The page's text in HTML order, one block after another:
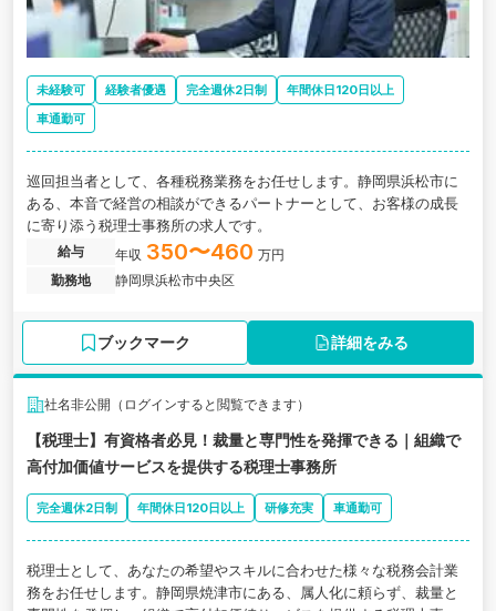
未経験可 経験者優遇 完全週休2日制
年間休日120日以上
車通勤可
巡回担当者として、各種税務業務をお任せします。静岡県浜松市に
ある、本音で経営の相談ができるパートナーとして、お客様の成長
に寄り添う税理士事務所の求人です。
給与 年収 350〜460 万円
勤務地
静岡県浜松市中央区
ブックマーク 詳細をみる
社名非公開（ログインすると閲覧できます）
【税理士】有資格者必見！裁量と専門性を発揮できる｜組織で
高付加価値サービスを提供する税理士事務所
完全週休2日制 年間休日120日以上 研修充実 車通勤可
税理士として、あなたの希望やスキルに合わせた様々な税務会計業
務をお任せします。静岡県焼津市にある、属人化に頼らず、裁量と